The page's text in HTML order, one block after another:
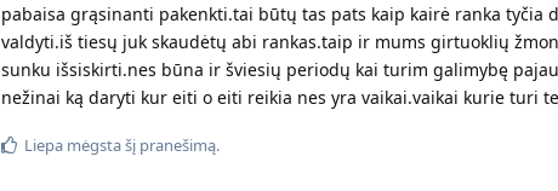
pabaisa grąsinanti pakenkti.tai būtų tas pats kaip kairė ranka tyčia
valdyti.iš tiesų juk skaudėtų abi rankas.taip ir mums girtuoklių
sunku išsiskirti.nes būna ir šviesių periodų kai turim galimybę
nežinai ką daryti kur eiti o eiti reikia nes yra vaikai.vaikai kurie turi
Liepa mėgsta šį pranešimą.